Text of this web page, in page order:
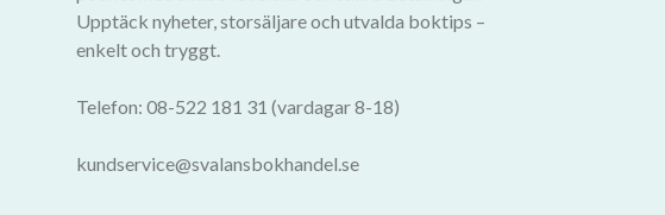
Upptäck nyheter, storsäljare och utvalda boktips –
enkelt och tryggt.
Telefon: 08-522 181 31 (vardagar 8-18)
kundservice@svalansbokhandel.se